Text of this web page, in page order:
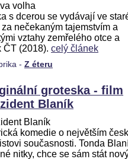
volha
s dcerou se vydávají ve
nečekaným tajemstvím a
vztahy zemřelého otce a
ČT (2018). celý článek
- Z éteru
groteska - film
Blaník
Blaník
komedie o největším
současnosti. Tonda
nitky, chce se sám stát